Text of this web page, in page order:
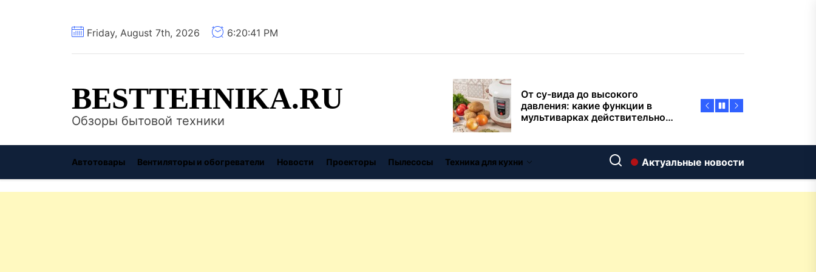
Friday, August 7th, 2026 6:20:42 PM
BESTTEHNIKA.RU
Обзоры бытовой техники
давления: какие функции в
Современный интерьер: как
вписать классическую
чугунную ванну Goldman в
выбираем между
Автотовары Вентиляторы и обогреватели Новости Проекторы Пылесосы Техника для кухни Актуальные новости